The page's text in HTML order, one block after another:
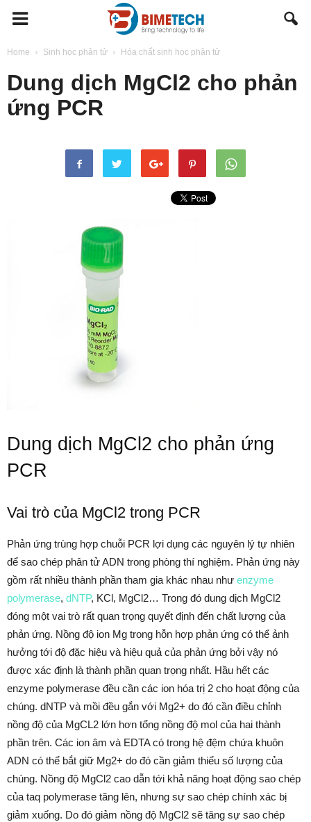
BIMETECH
Home Sinh học phân tử Hóa chất sinh học phân tử
Dung dịch MgCl2 cho phản
ứng PCR
Dung dịch MgCl2 cho phản ứng
PCR
Vai trò của MgCl2 trong PCR
Phản ứng trùng hợp chuỗi PCR lợi dụng các nguyên lý tự nhiên
để sao chép phân tử ADN trong phòng thí nghiệm. Phản ứng này
gồm rất nhiều thành phần tham gia khác nhau như enzyme
polymerase, dNTP, KCl, MgCl2… Trong đó dung dịch MgCl2
đóng một vai trò rất quan trọng quyết định đến chất lượng của
phản ứng. Nồng độ ion Mg trong hỗn hợp phản ứng có thể ảnh
hưởng tới độ đặc hiệu và hiệu quả của phản ứng bởi vậy nó
được xác định là thành phần quan trọng nhất. Hầu hết các
enzyme polymerase đều cần các ion hóa trị 2 cho hoạt động của
chúng. dNTP và mồi đều gắn với Mg2+ do đó cần điều chỉnh
nồng độ của MgCL2 lớn hơn tổng nồng độ mol của hai thành
phần trên. Các ion âm và EDTA có trong hệ đệm chứa khuôn
ADN có thể bắt giữ Mg2+ do đó cần giảm thiểu số lượng của
chúng. Nồng độ MgCl2 cao dẫn tới khả năng hoạt động sao chép
của taq polymerase tăng lên, nhưng sự sao chép chính xác bị
giảm xuống. Do đó giảm nồng độ MgCl2 sẽ tăng sự sao chép